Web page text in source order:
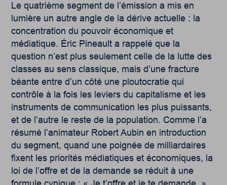
Le quatrième segment de l’émission a mis en
lumière un autre angle de la dérive actuelle : la
concentration du pouvoir économique et
médiatique. Éric Pineault a rappelé que la
question n’est plus seulement celle de la lutte des
classes au sens classique, mais d’une fracture
béante entre d’un côté une ploutocratie qui
contrôle à la fois les leviers du capitalisme et les
instruments de communication les plus puissants,
et de l’autre le reste de la population. Comme l’a
résumé l’animateur Robert Aubin en introduction
du segment, quand une poignée de milliardaires
fixent les priorités médiatiques et économiques, la
loi de l’offre et de la demande se réduit à une